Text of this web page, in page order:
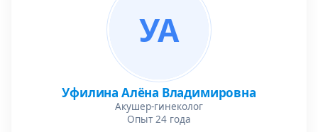
УА
Уфилина Алёна Владимировна
Акушер-гинеколог
Опыт 24 года